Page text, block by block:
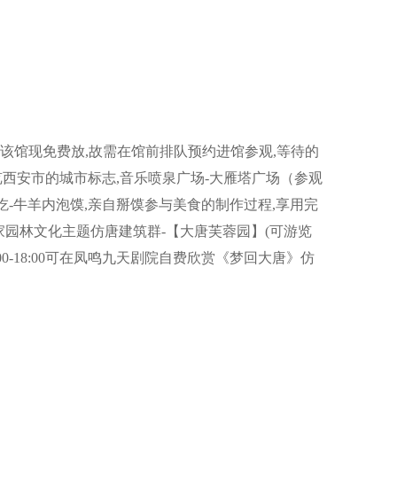
馆现免费放,故需在馆前排队预约进馆参观,等待的
安市的城市标志,音乐喷泉广场-大雁塔广场（参观
牛羊内泡馍,亲自掰馍参与美食的制作过程,享用完
林文化主题仿唐建筑群-【大唐芙蓉园】(可游览
18:00可在凤鸣九天剧院自费欣赏《梦回大唐》仿